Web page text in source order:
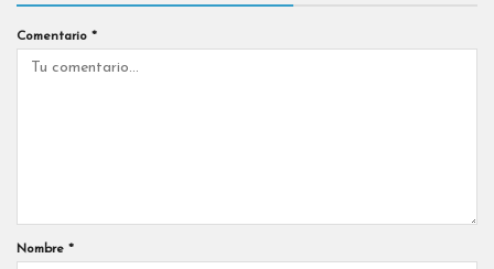
Comentario *
Nombre *